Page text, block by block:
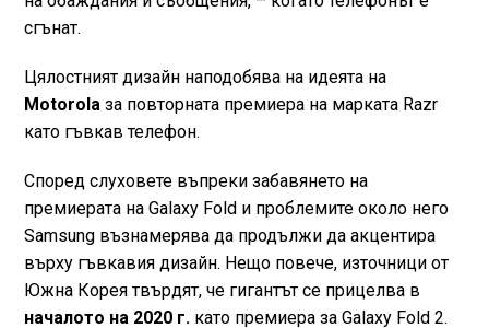
сгънат.
Цялостният дизайн наподобява на идеята на
Motorolaза повторната премиера на марката Razr
като гъвкав телефон.
Според слуховете въпреки забавянето на
премиерата на Galaxy Fold и проблемите около него
Samsung възнамерява да продължи да акцентира
върху гъвкавия дизайн. Нещо повече, източници от
Южна Корея твърдят, че гигантът се прицелва в
началото на 2020 г.като премиера за Galaxy Fold 2.